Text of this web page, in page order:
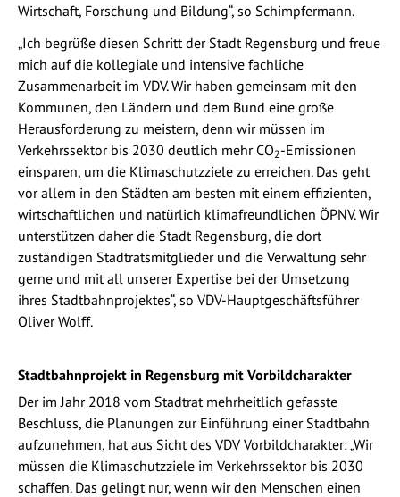
Wirtschaft, Forschung und Bildung“, so Schimpfermann.
„Ich begrüße diesen Schritt der Stadt Regensburg und freue
mich auf die kollegiale und intensive fachliche
Zusammenarbeit im VDV. Wir haben gemeinsam mit den
Kommunen, den Ländern und dem Bund eine große
Herausforderung zu meistern, denn wir müssen im
Verkehrssektor bis 2030 deutlich mehr CO2-Emissionen
einsparen, um die Klimaschutzziele zu erreichen. Das geht
vor allem in den Städten am besten mit einem effizienten,
wirtschaftlichen und natürlich klimafreundlichen ÖPNV. Wir
unterstützen daher die Stadt Regensburg, die dort
zuständigen Stadtratsmitglieder und die Verwaltung sehr
gerne und mit all unserer Expertise bei der Umsetzung
ihres Stadtbahnprojektes“, so VDV-Hauptgeschäftsführer
Oliver Wolff.
Stadtbahnprojekt in Regensburg mit Vorbildcharakter
Der im Jahr 2018 vom Stadtrat mehrheitlich gefasste
Beschluss, die Planungen zur Einführung einer Stadtbahn
aufzunehmen, hat aus Sicht des VDV Vorbildcharakter: „Wir
müssen die Klimaschutzziele im Verkehrssektor bis 2030
schaffen. Das gelingt nur, wenn wir den Menschen einen